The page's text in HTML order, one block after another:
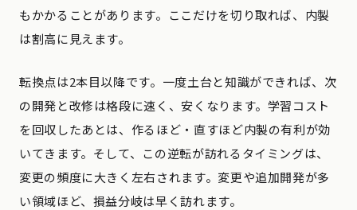
もかかることがあります。ここだけを切り取れば、内製
は割高に見えます。
転換点は2本目以降です。一度土台と知識ができれば、次
の開発と改修は格段に速く、安くなります。学習コスト
を回収したあとは、作るほど・直すほど内製の有利が効
いてきます。そして、この逆転が訪れるタイミングは、
変更の頻度に大きく左右されます。変更や追加開発が多
い領域ほど、損益分岐は早く訪れます。